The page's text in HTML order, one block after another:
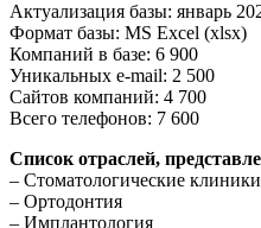
Актуализация базы: январь
Формат базы: MS Excel (xlsx)
Компаний в базе: 6 900
Уникальных e-mail: 2 500
Сайтов компаний: 4 700
Всего телефонов: 7 600
Список отраслей,
– Стоматологические клиники
– Ортодонтия
– Имплантология